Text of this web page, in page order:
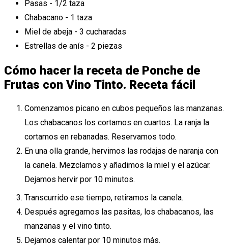
Pasas - 1/2 taza
Chabacano - 1 taza
Miel de abeja - 3 cucharadas
Estrellas de anís - 2 piezas
Cómo hacer la receta de Ponche de
Frutas con Vino Tinto. Receta fácil
Comenzamos picano en cubos pequeños las manzanas.
Los chabacanos los cortamos en cuartos. La ranja la
cortamos en rebanadas. Reservamos todo.
En una olla grande, hervimos las rodajas de naranja con
la canela. Mezclamos y añadimos la miel y el azúcar.
Dejamos hervir por 10 minutos.
Transcurrido ese tiempo, retiramos la canela.
Después agregamos las pasitas, los chabacanos, las
manzanas y el vino tinto.
Dejamos calentar por 10 minutos más.